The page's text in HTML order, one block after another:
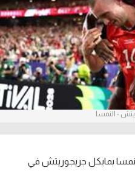
- النمسا
بمايكل جريجوريتش في